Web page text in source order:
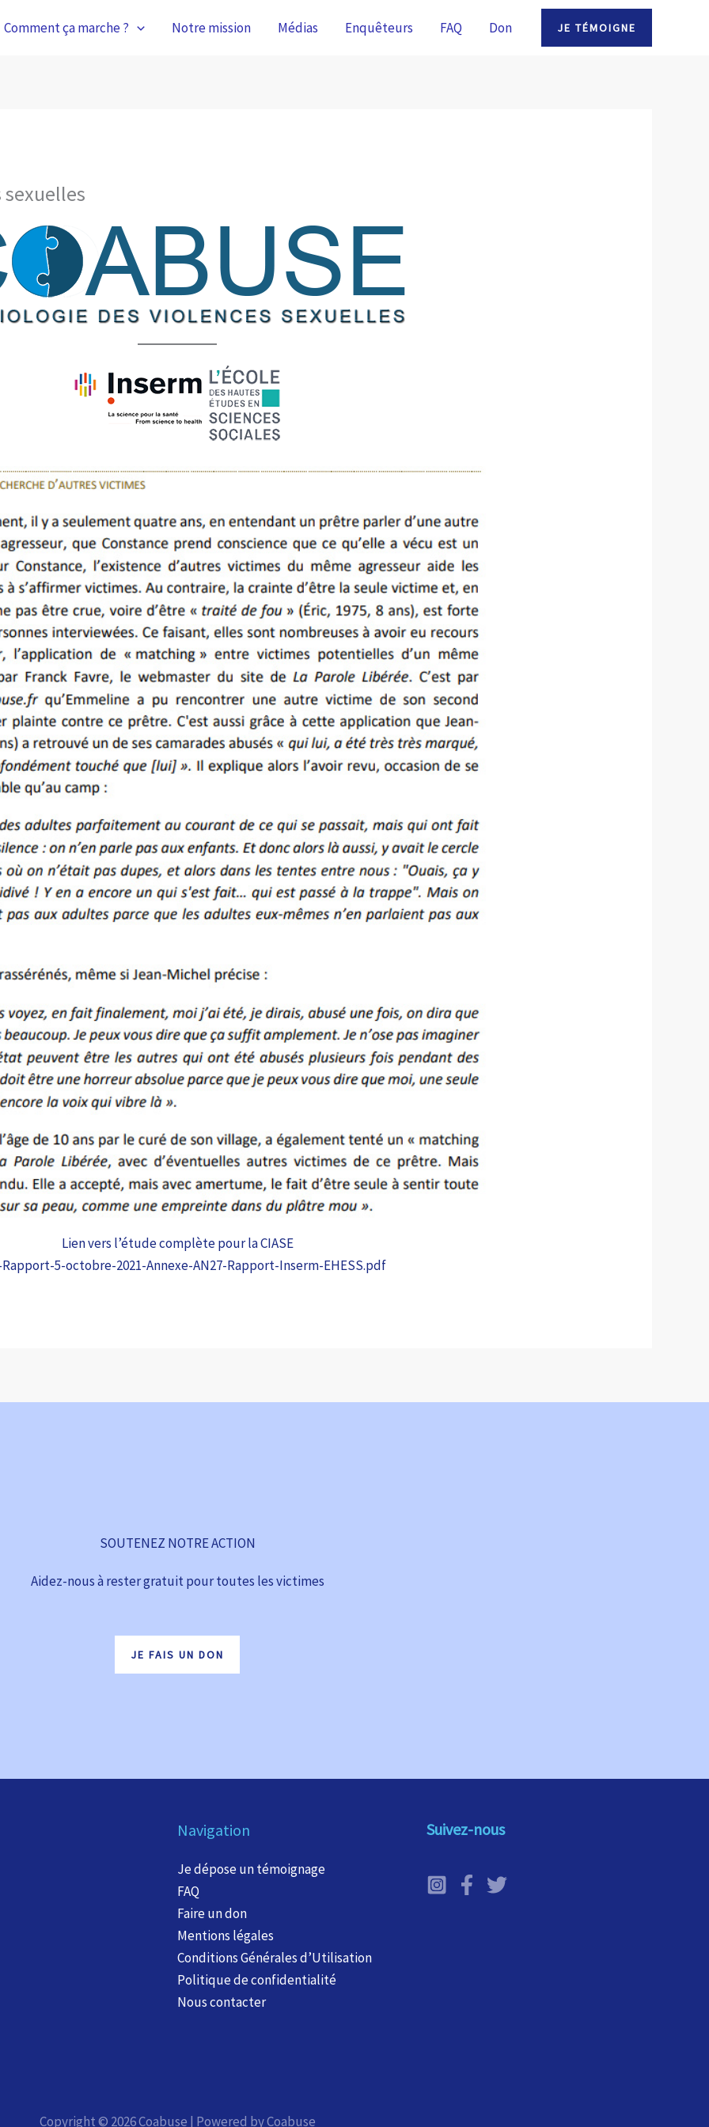
Comment ça marche ? Notre mission Médias Enquêteurs FAQ Don JE TÉMOIGNE
Lien vers l’étude complète pour la CIASE
Rapport-5-octobre-2021-Annexe-AN27-Rapport-Inserm-EHESS.pdf
SOUTENEZ NOTRE ACTION
Aidez-nous à rester gratuit pour toutes les victimes
JE FAIS UN DON
Navigation
Je dépose un témoignage
FAQ
Faire un don
Mentions légales
Conditions Générales d’Utilisation
Politique de confidentialité
Nous contacter
Suivez-nous
Copyright © 2026 Coabuse | Powered by Coabuse